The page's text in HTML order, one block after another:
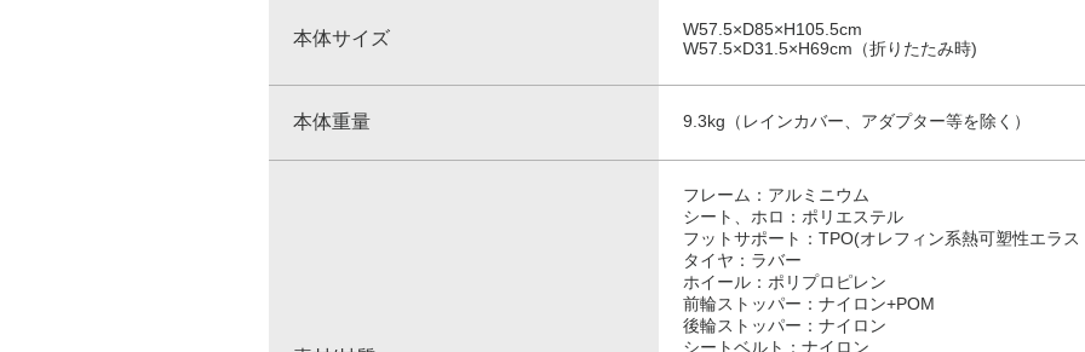
本体サイズ
W57.5×D85×H105.5cm
W57.5×D31.5×H69cm（折りたたみ時)
本体重量 9.3kg（レインカバー、アダプター等を除く）
フレーム：アルミニウム
シート、ホロ：ポリエステル
フットサポート：TPO(オレフィン系熱可塑性エラス
タイヤ：ラバー
ホイール：ポリプロピレン
前輪ストッパー：ナイロン+POM
後輪ストッパー：ナイロン
シートベルト：ナイロン